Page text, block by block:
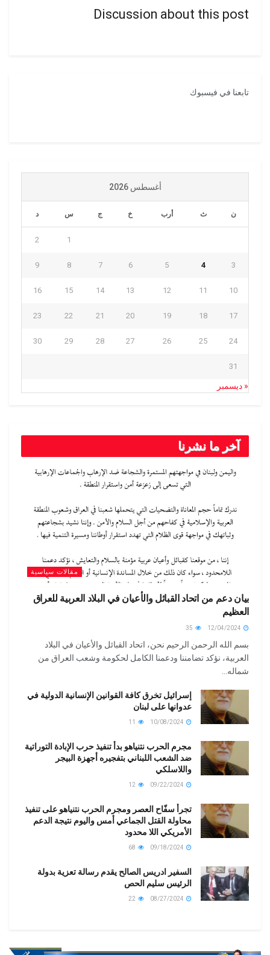
Discussion about this post
تابعنا في فيسبوك
أغسطس 2026
ن ث أرب خ ج س د
1
2
3
4
5
6
7
8
9
10
11
12
13
14
15
16
17
18
19
20
21
22
23
24
25
26
27
28
29
30
31
« ديسمبر
آخر ما نشرنا
مقالات سياسية
بيان دعم من اتحاد القبائل والأعيان في البلاد العربية للعراق
العظيم
بسم الله الرحمن الرحيم نحن، اتحاد القبائل والأعيان في البلاد
العربية، نؤكد تضامننا ودعمنا الكامل لحكومة وشعب العراق من
شماله...
إسرائيل تخرق كافة القوانين الإنسانية الدولية في
عدوانها على لبنان
مجرم الحرب نتنياهو بدأ تنفيذ حرب الإبادة التوراتية
ضد الشعب اللبناني بتفجيره أجهزة البيجر
واللاسلكي
تجرأ سفّاح العصر ومجرم الحرب نتنياهو على تنفيذ
محاولة القتل الجماعي أمس واليوم نتيجة الدعم
الأمريكي اللا محدود
السفير ادريس الصالح يقدم رسالة تعزية بدولة
الرئيس سليم الحص